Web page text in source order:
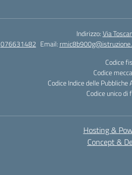
Indirizzo:Via
076631482 Email:
Codice
Codice
Codice Indice delle
Codice unico di
Hosting &
Concept &